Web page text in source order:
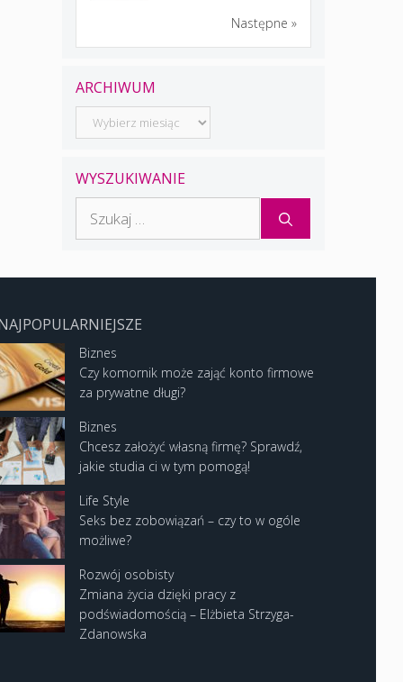
Następne »
ARCHIWUM
Archiwum
WYSZUKIWANIE
Biznes
Czy komornik może zająć konto firmowe
za prywatne długi?
Biznes
Chcesz założyć własną firmę? Sprawdź,
jakie studia ci w tym pomogą!
Life Style
Seks bez zobowiązań – czy to w ogóle
możliwe?
Rozwój osobisty
Zmiana życia dzięki pracy z
podświadomością – Elżbieta Strzyga-
Zdanowska